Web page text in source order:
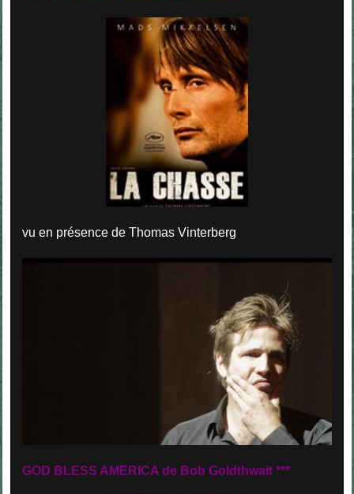
vu en présence de Thomas Vinterberg
GOD BLESS AMERICA de Bob Goldthwait***